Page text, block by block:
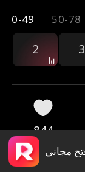
0-49 50-78
2 3
844
مجاني